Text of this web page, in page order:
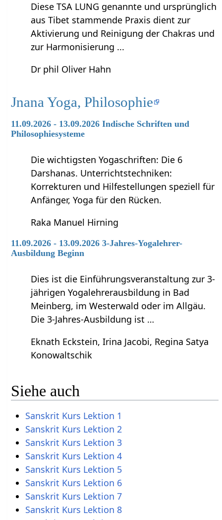
Diese TSA LUNG genannte und ursprünglich
aus Tibet stammende Praxis dient zur
Aktivierung und Reinigung der Chakras und
zur Harmonisierung ...
Dr phil Oliver Hahn
Jnana Yoga, Philosophie
11.09.2026 - 13.09.2026 Indische Schriften und
Philosophiesysteme
Die wichtigsten Yogaschriften: Die 6
Darshanas. Unterrichtstechniken:
Korrekturen und Hilfestellungen speziell für
Anfänger, Yoga für den Rücken.
Raka Manuel Hirning
11.09.2026 - 13.09.2026 3-Jahres-Yogalehrer-
Ausbildung Beginn
Dies ist die Einführungsveranstaltung zur 3-
jährigen Yogalehrerausbildung in Bad
Meinberg, im Westerwald oder im Allgäu.
Die 3-Jahres-Ausbildung ist …
Eknath Eckstein, Irina Jacobi, Regina Satya
Konowaltschik
Siehe auch
Sanskrit Kurs Lektion 1
Sanskrit Kurs Lektion 2
Sanskrit Kurs Lektion 3
Sanskrit Kurs Lektion 4
Sanskrit Kurs Lektion 5
Sanskrit Kurs Lektion 6
Sanskrit Kurs Lektion 7
Sanskrit Kurs Lektion 8